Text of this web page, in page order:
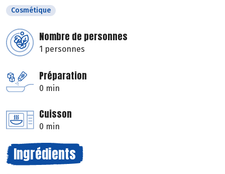
Cosmétique
Nombre de personnes
1 personnes
Préparation
0 min
Cuisson
0 min
Ingrédients